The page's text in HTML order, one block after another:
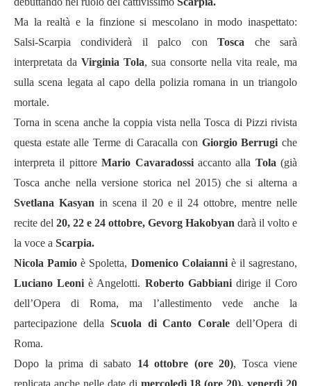
Ma la realtà e la finzione si mescolano in modo inaspettato:
Salsi-Scarpia condividerà il palco conTosca che sarà
interpretata da Virginia Tola, sua consorte nella vita reale, ma
sulla scena legata al capo della polizia romana in un triangolo
mortale.
Torna in scena anche la coppia vista nella Tosca di Pizzi rivista
questa estate alle Terme di Caracalla con Giorgio Berrugi che
interpreta il pittoreMario Cavaradossiaccanto alla Tola (già
Tosca anche nella versione storica nel 2015) che si alterna a
Svetlana Kasyan in scena il 20 e il 24 ottobre, mentre nelle
recite del 20, 22 e 24 ottobre, Gevorg Hakobyan darà il volto e
la voce a Scarpia.
Nicola Pamio è Spoletta, Domenico Colaianni è il sagrestano,
Luciano Leoni è Angelotti. Roberto Gabbianidirige il Coro
dell’Opera di Roma, ma l’allestimento vede anche la
partecipazione della Scuola di Canto Corale dell’Opera di
Roma.
Dopo la prima di sabato 14 ottobre (ore 20), Tosca viene
replicata anche nelle date di mercoledì 18 (ore 20), venerdì 20